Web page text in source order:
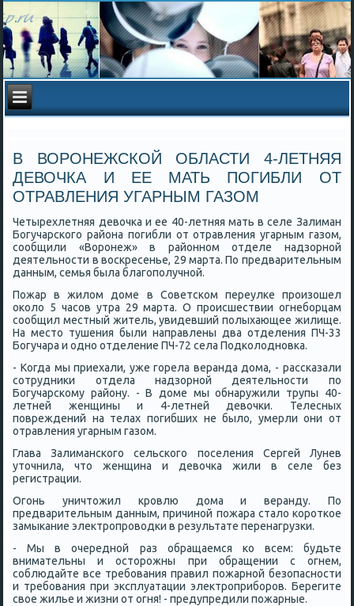
В ВОРОНЕЖСКОЙ ОБЛАСТИ 4-ЛЕТНЯЯ
ДЕВОЧКА И ЕЕ МАТЬ ПОГИБЛИ ОТ
ОТРАВЛЕНИЯ УГАРНЫМ ГАЗОМ
Четырехлетняя девочка и ее 40-летняя мать в селе Залиман
Богучарского района погибли от отравления угарным газом,
сообщили «Воронеж» в районном отделе надзорной
деятельности в воскресенье, 29 марта. По предварительным
данным, семья была благополучной.
Пожар в жилом доме в Советском переулке произошел
около 5 часов утра 29 марта. О происшествии огнеборцам
сообщил местный житель, увидевший полыхающее жилище.
На место тушения были направлены два отделения ПЧ-33
Богучара и одно отделение ПЧ-72 села Подколодновка.
­­- Когда мы приехали, уже горела веранда дома, - рассказали
сотрудники отдела надзорной деятельности по
Богучарскому району. - В доме мы обнаружили трупы 40-
летней женщины и 4-летней девочки. Телесных
повреждений на телах погибших не было, умерли они от
отравления угарным газом.
Глава Залиманского сельского поселения Сергей Лунев
уточнила, что женщина и девочка жили в селе без
регистрации.
Огонь уничтожил кровлю дома и веранду. По
предварительным данным, причиной пожара стало короткое
замыкание электропроводки в результате перенагрузки.
- Мы в очередной раз обращаемся ко всем: будьте
внимательны и осторожны при обращении с огнем,
соблюдайте все требования правил пожарной безопасности
и требования при эксплуатации электроприборов. Берегите
свое жилье и жизни от огня! - предупредили пожарные.